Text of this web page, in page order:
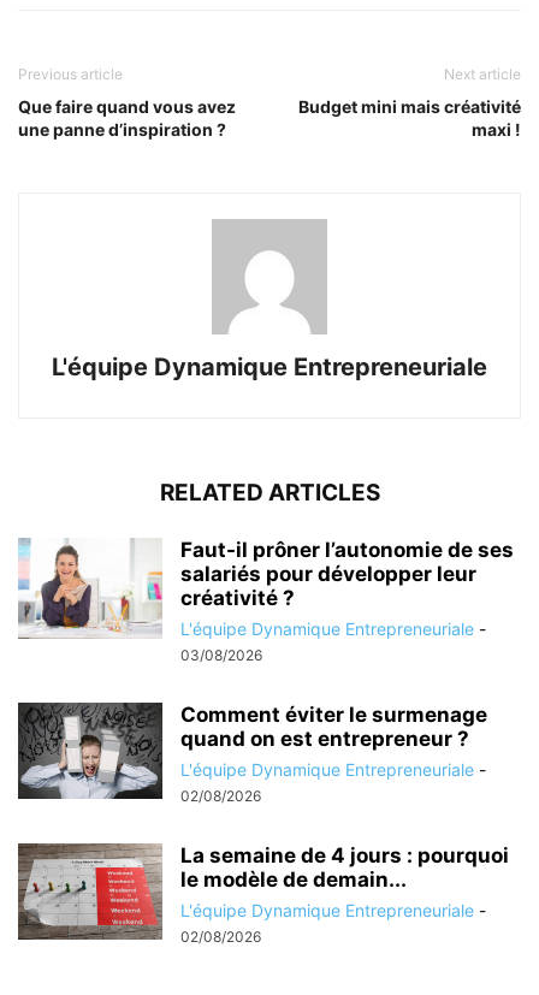
Previous article
Que faire quand vous avez
une panne d’inspiration ?
Next article
Budget mini mais créativité
maxi !
L'équipe Dynamique Entrepreneuriale
RELATED ARTICLES
Faut-il prôner l’autonomie de ses
salariés pour développer leur
créativité ?
L'équipe Dynamique Entrepreneuriale -
03/08/2026
Comment éviter le surmenage
quand on est entrepreneur ?
L'équipe Dynamique Entrepreneuriale -
02/08/2026
La semaine de 4 jours : pourquoi
le modèle de demain...
L'équipe Dynamique Entrepreneuriale -
02/08/2026